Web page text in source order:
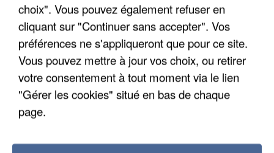
APRÈS TOUTES CES CANICULES, LES REFUGES
choix". Vous pouvez également refuser en
cliquant sur "Continuer sans accepter". Vos
préférences ne s'appliqueront que pour ce site.
Vous pouvez mettre à jour vos choix, ou retirer
votre consentement à tout moment via le lien
"Gérer les cookies" situé en bas de chaque
page.